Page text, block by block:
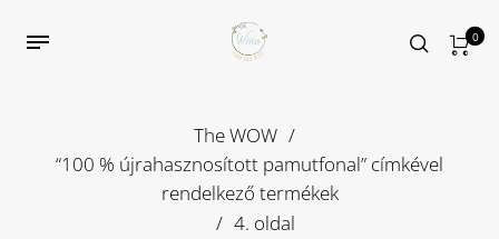
0
The WOW /
“100 % újrahasznosított pamutfonal” címkével
rendelkező termékek
/ 4. oldal